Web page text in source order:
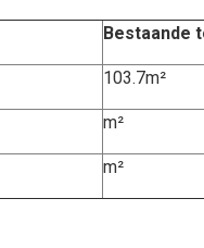
Bestaande
103.7m²
m²
m²